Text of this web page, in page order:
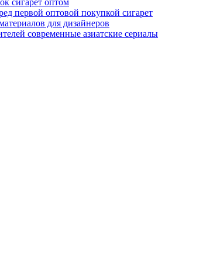
сигарет оптом
первой оптовой покупкой сигарет
для дизайнеров
современные азиатские сериалы